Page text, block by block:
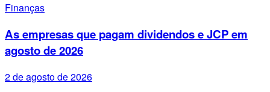
Finanças
As empresas que pagam dividendos e JCP em
agosto de 2026
2 de agosto de 2026